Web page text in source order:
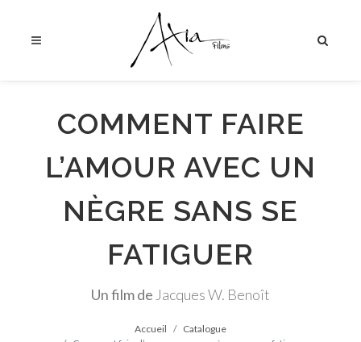
COMMENT FAIRE
L’AMOUR AVEC UN
NÈGRE SANS SE
FATIGUER
Un film de Jacques W. Benoît
Accueil
Catalogue